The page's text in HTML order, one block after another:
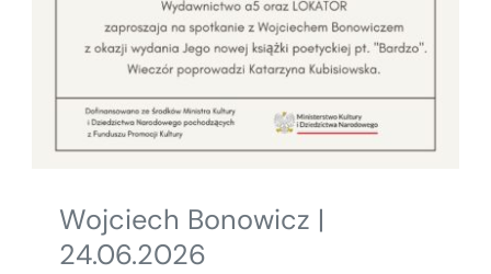
Wojciech Bonowicz |
24.06.2026